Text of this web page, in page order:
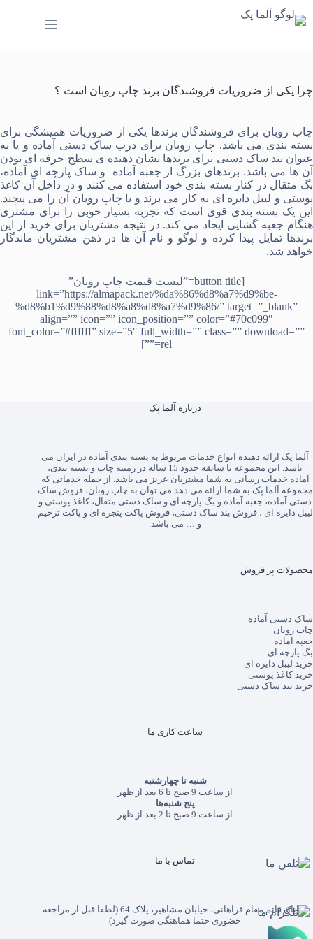
به
چرا یکی از ضروریات فروشندگان برند چاپ روبان است ؟
چاپ روبان برای فروشندگان برندها یکی از ضروریات همیشگی برای
بسته بندی می باشد. چاپ روبان برای درب ساک دستی آماده و یا به
عنوان بند ساک دستی برای برندها نشان دهنده ی سطح حرفه ای بودن
آن ها می باشد. برندهای بزرگ از جعبه آماده و ساک پارچه ای آماده،
بگ متقال در کنار بسته بندی خود استفاده می کنند و در داخل آن کاغذ
پوستی و لیبل دایره ای به کار می برند و با چاپ روبان آن را می پیچند.
این یک بسته بندی قوی است که تجربه بسیار خوبی را برای مشتری
هنگام جعبه گشایی ایجاد می کند. در نتیجه مشتریان برای خرید از این
برندها تمایل پیدا کرده و لوگو و نام آن ها در ذهن مشتریان ماندگار
خواهد شد.
[button title=”لیست قیمت چاپ روبان”
link=”https://almapack.net/%da%86%d8%a7%d9%be-
%d8%b1%d9%88%d8%a8%d8%a7%d9%86/” target=”_blank”
align=”” icon=”” icon_position=”” color=”#70c099″
font_color=”#ffffff” size=”5″ full_width=”” class=”” download=””
rel=””]
درباره آلما پک
آلما پک ارائه دهنده انواع خدمات مربوط به بسته بندی آماده در ایران می
باشد. این مجموعه با سابقه حدود 15 ساله در زمینه چاپ و بسته بندی،
آماده خدمات رسانی به شما مشتریان عزیز می باشد. از جمله خدماتی که
مجموعه آلما پک به شما ارائه می دهد می توان به چاپ روبان،فروش ساک
دستی آماده، جعبه آماده و بگ پارچه ای و ساک دستی متقال،کاغذ پوستی و
لیبل دایره ای ،فروش بند ساک دستی،فروش پاکت پنجره ای و پاکت ترحیم
و … می باشد.
محصولات پر فروش
ساک دستی آماده
چاپ روبان
جعبه آماده
بگ پارچه ای
خرید لیبل دایره ای
خرید کاغذ پوستی
خرید بند ساک دستی
ساعت کاری ما
شنبه تا چهارشنبه
از ساعت 9 صبح تا 6 بعد از ظهر
پنج شنبه‌ها
از ساعت 9 صبح تا 2 بعد از ظهر
تماس با ما
خیابان قائم مقام فراهانی، خیابان مشاهیر، پلاک 64 (لطفا قبل از مراجعه
حضوری حتما هماهنگی صورت گیرد)